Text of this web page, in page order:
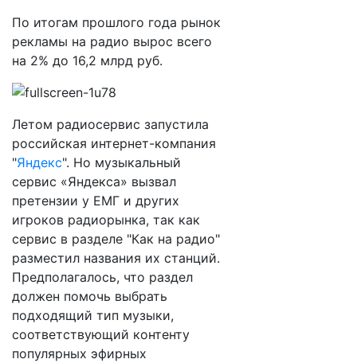
По итогам прошлого года рынок
рекламы на радио вырос всего
на 2% до 16,2 млрд руб.
Летом радиосервис запустила
российская интернет-компания
"Яндекс". Но музыкальный
сервис «Яндекса» вызвал
претензии у ЕМГ и других
игроков радиорынка, так как
сервис в разделе "Как на радио"
разместил названия их станций.
Предполагалось, что раздел
должен помочь выбрать
подходящий тип музыки,
соответствующий контенту
популярных эфирных